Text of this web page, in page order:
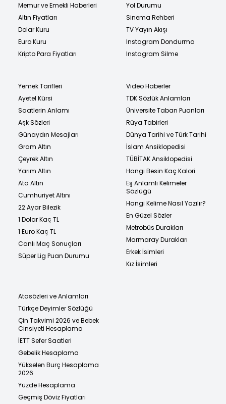
Memur ve Emekli Haberleri
Altın Fiyatları
Dolar Kuru
Euro Kuru
Kripto Para Fiyatları
Yol Durumu
Sinema Rehberi
TV Yayın Akışı
Instagram Dondurma
Instagram Silme
Yemek Tarifleri
Ayetel Kürsi
Saatlerin Anlamı
Aşk Sözleri
Günaydın Mesajları
Gram Altın
Çeyrek Altın
Yarım Altın
Ata Altın
Cumhuriyet Altını
22 Ayar Bilezik
1 Dolar Kaç TL
1 Euro Kaç TL
Canlı Maç Sonuçları
Süper Lig Puan Durumu
Video Haberler
TDK Sözlük Anlamları
Üniversite Taban Puanları
Rüya Tabirleri
Dünya Tarihi ve Türk Tarihi
İslam Ansiklopedisi
TÜBİTAK Ansiklopedisi
Hangi Besin Kaç Kalori
Eş Anlamlı Kelimeler
Sözlüğü
Hangi Kelime Nasıl Yazılır?
En Güzel Sözler
Metrobüs Durakları
Marmaray Durakları
Erkek İsimleri
Kız İsimleri
Atasözleri ve Anlamları
Türkçe Deyimler Sözlüğü
Çin Takvimi 2026 ve Bebek
Cinsiyeti Hesaplama
İETT Sefer Saatleri
Gebelik Hesaplama
Yükselen Burç Hesaplama
2026
Yüzde Hesaplama
Geçmiş Döviz Fiyatları